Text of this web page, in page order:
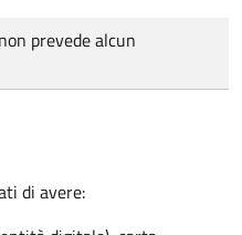
prevede alcun
di avere: